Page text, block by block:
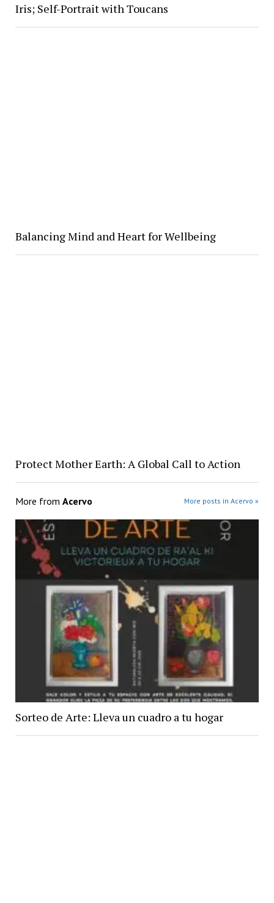
Iris; Self-Portrait with Toucans
Balancing Mind and Heart for Wellbeing
Protect Mother Earth: A Global Call to Action
More from Acervo More posts in Acervo »
Sorteo de Arte: Lleva un cuadro a tu hogar